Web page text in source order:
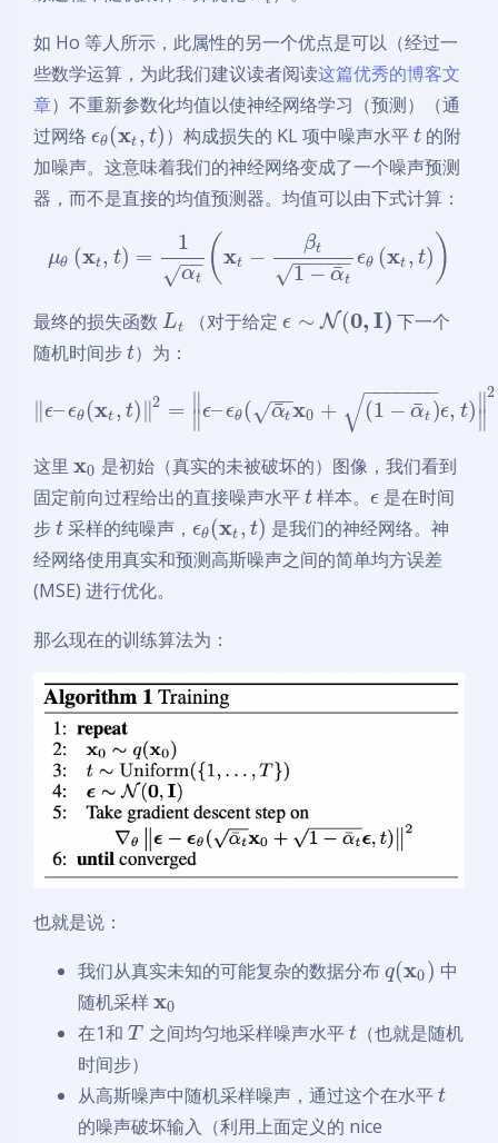
如 Ho 等人所示，此属性的另一个优点是可以（经过一
些数学运算，为此我们建议读者阅读这篇优秀的博客文
章）不重新参数化均值以使神经网络学习（预测）（通
过网络 ϵθ (xt , t)）构成损失的 KL 项中噪声水平 t 的附
加噪声。这意味着我们的神经网络变成了一个噪声预测
器，而不是直接的均值预测器。均值可以由下式计算：
μθ (xt, t) =
1
αt
−−
√ (xt −
βt
1− α
¯t
− −
−−−
√
ϵθ (xt , t) )
最终的损失函数 Lt （对于给定ϵ ∼ N (0, I) 下一个
随机时间步 t）为：
ϵ–ϵθ (xt , t) ∥2 = ∥ϵ–ϵθ ( α
¯t
−−
√ x0 + (1 − α
¯t )
− −
−−−−−
√ ϵ, t) ∥
∥
2
这里 x0 是初始（真实的未被破坏的）图像，我们看到
固定前向过程给出的直接噪声水平 t 样本。ϵ 是在时间
步 t 采样的纯噪声，ϵθ (xt , t) 是我们的神经网络。神
经网络使用真实和预测高斯噪声之间的简单均方误差
(MSE) 进行优化。
那么现在的训练算法为：
也就是说：
我们从真实未知的可能复杂的数据分布 q(x0) 中
随机采样x0
在1和 T 之间均匀地采样噪声水平 t（也就是随机
时间步）
从高斯噪声中随机采样噪声，通过这个在水平 t
的噪声破坏输入（利用上面定义的 nice